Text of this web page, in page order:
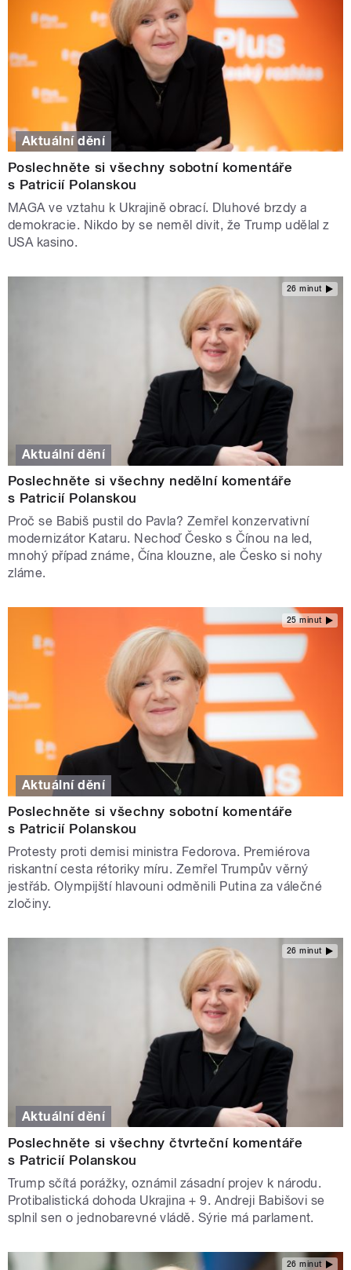
Aktuální dění
Poslechněte si všechny sobotní komentáře
s Patricií Polanskou
MAGA ve vztahu k Ukrajině obrací. Dluhové brzdy a
demokracie. Nikdo by se neměl divit, že Trump udělal z
USA kasino.
26 minut
Aktuální dění
Poslechněte si všechny nedělní komentáře
s Patricií Polanskou
Proč se Babiš pustil do Pavla? Zemřel konzervativní
modernizátor Kataru. Nechoď Česko s Čínou na led,
mnohý případ známe, Čína klouzne, ale Česko si nohy
zláme.
25 minut
Aktuální dění
Poslechněte si všechny sobotní komentáře
s Patricií Polanskou
Protesty proti demisi ministra Fedorova. Premiérova
riskantní cesta rétoriky míru. Zemřel Trumpův věrný
jestřáb. Olympijští hlavouni odměnili Putina za válečné
zločiny.
26 minut
Aktuální dění
Poslechněte si všechny čtvrteční komentáře
s Patricií Polanskou
Trump sčítá porážky, oznámil zásadní projev k národu.
Protibalistická dohoda Ukrajina + 9. Andreji Babišovi se
splnil sen o jednobarevné vládě. Sýrie má parlament.
26 minut